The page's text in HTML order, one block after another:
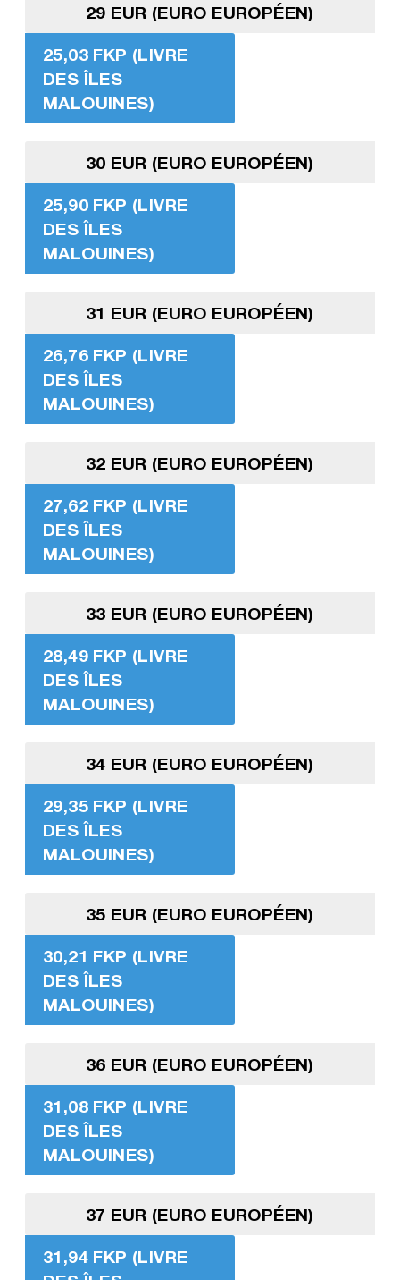
29 EUR (EURO EUROPÉEN)
25,03 FKP (LIVRE
DES ÎLES
MALOUINES)
30 EUR (EURO EUROPÉEN)
25,90 FKP (LIVRE
DES ÎLES
MALOUINES)
31 EUR (EURO EUROPÉEN)
26,76 FKP (LIVRE
DES ÎLES
MALOUINES)
32 EUR (EURO EUROPÉEN)
27,62 FKP (LIVRE
DES ÎLES
MALOUINES)
33 EUR (EURO EUROPÉEN)
28,49 FKP (LIVRE
DES ÎLES
MALOUINES)
34 EUR (EURO EUROPÉEN)
29,35 FKP (LIVRE
DES ÎLES
MALOUINES)
35 EUR (EURO EUROPÉEN)
30,21 FKP (LIVRE
DES ÎLES
MALOUINES)
36 EUR (EURO EUROPÉEN)
31,08 FKP (LIVRE
DES ÎLES
MALOUINES)
37 EUR (EURO EUROPÉEN)
31,94 FKP (LIVRE